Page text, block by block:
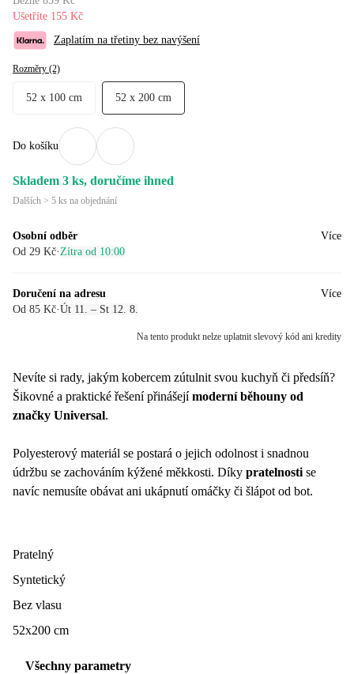
Ušetříte 155 Kč
Zaplatím na třetiny bez navýšení
Rozměry (2)
52 x 100 cm 52 x 200 cm
Do košíku
Skladem 3 ks, doručíme ihned
Dalších > 5 ks na objednání
Osobní odběr
Od 29 Kč· Zítra od 10:00
Více
Doručení na adresu
Od 85 Kč·Út 11. – St 12. 8.
Více
Na tento produkt nelze uplatnit slevový kód ani kredity
Nevíte si rady, jakým kobercem zútulnit svou kuchyň či předsíň?
Šikovné a praktické řešení přinášejímoderní běhouny od
značky Universal.
Polyesterový materiál se postará o jejich odolnost i snadnou
údržbu se zachováním kýžené měkkosti. Díky pratelnosti se
navíc nemusíte obávat ani ukápnutí omáčky či šlápot od bot.
Pratelný
Syntetický
Bez vlasu
52x200 cm
Všechny parametry